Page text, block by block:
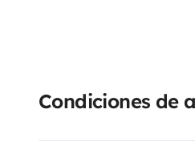
Condiciones de